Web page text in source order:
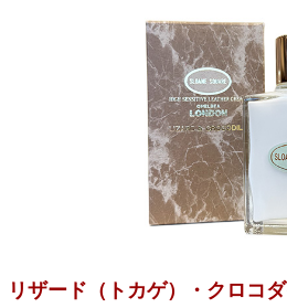
リザード（トカゲ）・クロコ